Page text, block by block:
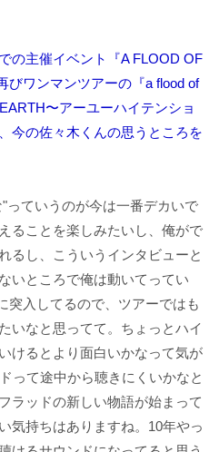
主催イベント『A FLOOD OF
びワンマンツアーの『a flood of
〜アーユーハイテンショ
今の佐々木くんの思うところを
"っていうのが今は一番デカいで
ることを楽しみたいし、俺がで
るし、こういうインタビューと
いところで俺は動いてってい
突入してるので、ツアーではも
いなと思ってて。ちょっとハイ
けるとより面白いかなって気が
って途中から聴きにくいかなと
ラッドの新しい物語が始まって
気持ちはありますね。10年やっ